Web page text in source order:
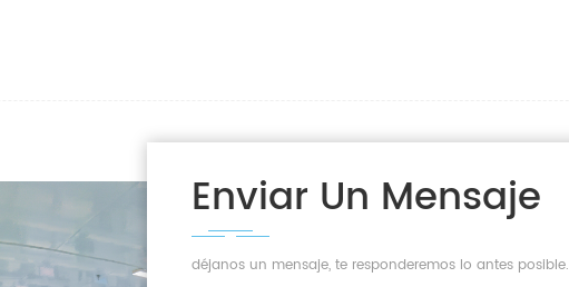
Enviar Un Mensaje
déjanos un mensaje, te responderemos lo antes posible.